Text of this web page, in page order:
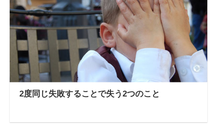
2度同じ失敗することで失う2つのこと